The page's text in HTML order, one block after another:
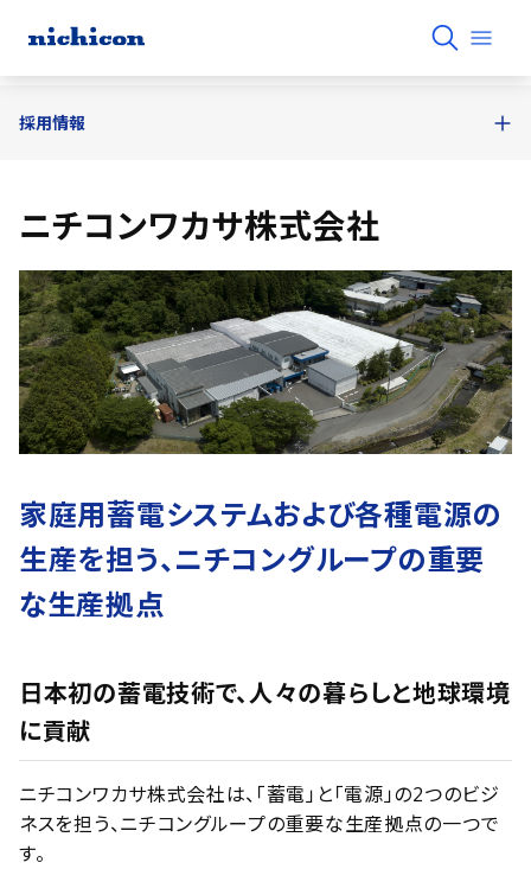
ニチコンワカサ株式会社
家庭用蓄電システムおよび各種電源の
生産を担う、ニチコングループの重要
な生産拠点
日本初の蓄電技術で、人々の暮らしと地球環境
に貢献
ニチコンワカサ株式会社は、「蓄電」と「電源」の2つのビジ
ネスを担う、ニチコングループの重要な生産拠点の一つで
す。
採用情報